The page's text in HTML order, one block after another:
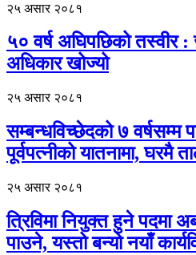
२५ असार २०८१
५० वर्ष अघिपछिको तस्वीर
अधिकार खोज्यो
२५ असार २०८१
सम्बन्धविच्छेदको ७ वर्षसम्म
पूर्वपत्नीको यातनामा, घरमै
२५ असार २०८१
त्रिविमा नियुक्त हुने पदमा
पाउने, यस्तो बन्यो नयाँ